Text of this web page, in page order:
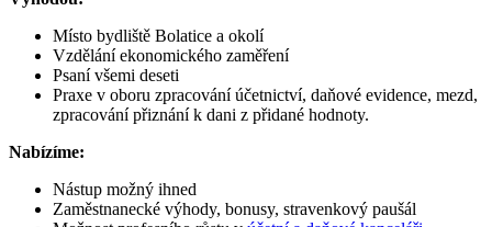
Místo bydliště Bolatice a okolí
Vzdělání ekonomického zaměření
Psaní všemi deseti
Praxe v oboru zpracování účetnictví, daňové evidence, mezd,
zpracování přiznání k dani z přidané hodnoty.
Nabízíme:
Nástup možný ihned
Zaměstnanecké výhody, bonusy, stravenkový paušál